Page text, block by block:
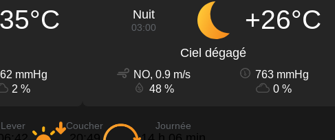
mmHg
2 %
Nuit
03:00 +26°C
Ciel dégagé
NO, 0.9 m/s
763 mmHg
48 %
0 %
Lever Coucher Journée